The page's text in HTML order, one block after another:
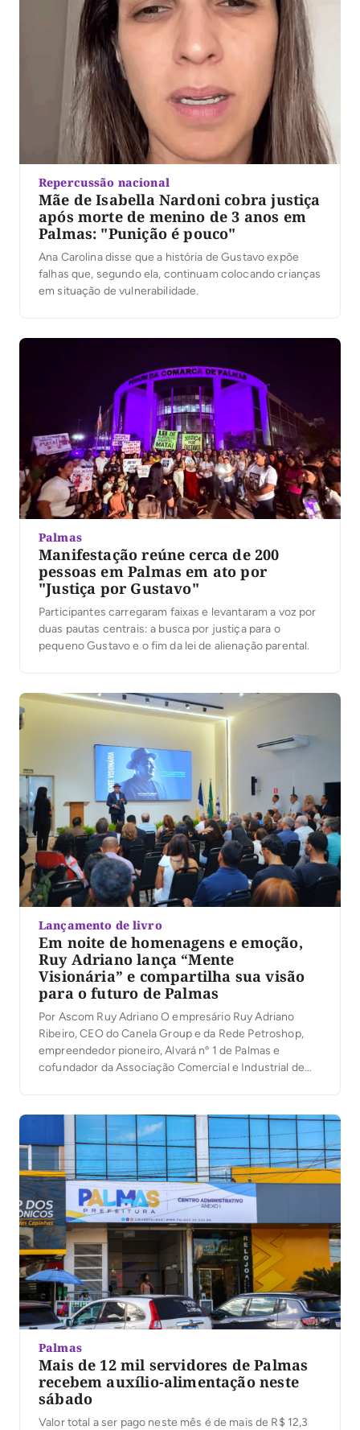
Repercussão nacional
Mãe de Isabella Nardoni cobra justiça
após morte de menino de 3 anos em
Palmas: "Punição é pouco"
Ana Carolina disse que a história de Gustavo expõe
falhas que, segundo ela, continuam colocando crianças
em situação de vulnerabilidade.
Palmas
Manifestação reúne cerca de 200
pessoas em Palmas em ato por
"Justiça por Gustavo"
Participantes carregaram faixas e levantaram a voz por
duas pautas centrais: a busca por justiça para o
pequeno Gustavo e o fim da lei de alienação parental.
Lançamento de livro
Em noite de homenagens e emoção,
Ruy Adriano lança “Mente
Visionária” e compartilha sua visão
para o futuro de Palmas
Por Ascom Ruy Adriano O empresário Ruy Adriano
Ribeiro, CEO do Canela Group e da Rede Petroshop,
empreendedor pioneiro, Alvará nº 1 de Palmas e
cofundador da Associação Comercial e Industrial de
solenidade de inauguração do novo auditório da
entidade. […]
Palmas
Mais de 12 mil servidores de Palmas
recebem auxílio-alimentação neste
sábado
Valor total a ser pago neste mês é de mais de R$ 12,3